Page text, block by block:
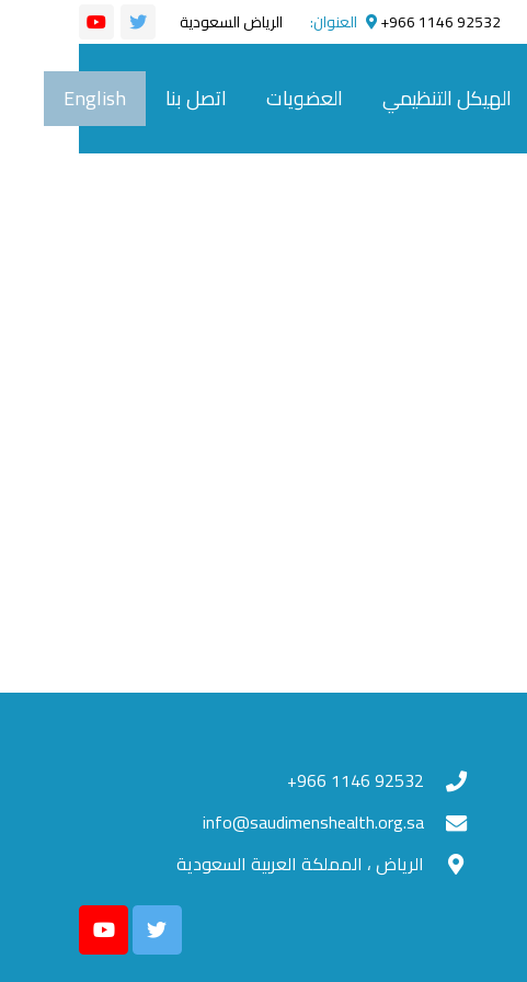
92532 1146 966+ العنوان: الرياض السعودية
الهيكل التنظيمي العضويات اتصل بنا English
92532 1146 966+
info@saudimenshealth.org.sa
الرياض ، المملكة العربية السعودية